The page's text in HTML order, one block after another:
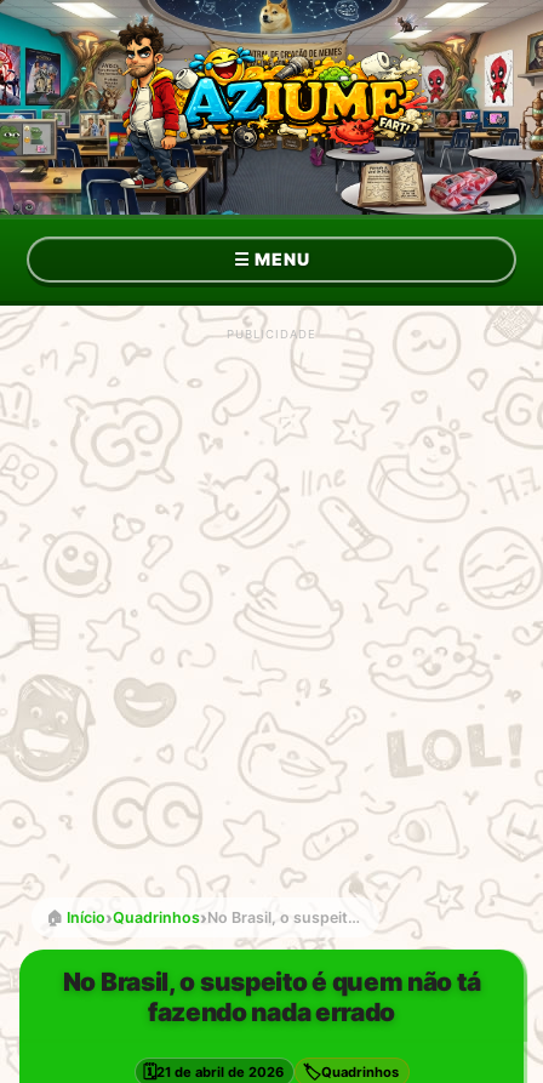
☰ MENU
Topo
🏠 Início›Quadrinhos› No Brasil, o suspeito é quem não tá fazendo nada errado
No Brasil, o suspeito é quem não tá
fazendo nada errado
🗓️21 de abril de 2026 🏷️Quadrinhos